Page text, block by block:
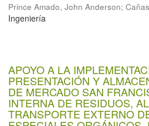
Prince Amado, John Anderson;
Ingeniería
APOYO A LA
PRESENTACIÓN Y
DE MERCADO SAN
INTERNA DE RESIDUOS,
TRANSPORTE EXTERNO